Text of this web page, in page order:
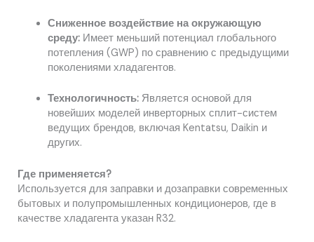
Сниженное воздействие на окружающую
среду: Имеет меньший потенциал глобального
потепления (GWP) по сравнению с предыдущими
поколениями хладагентов.
Технологичность: Является основой для
новейших моделей инверторных сплит-систем
ведущих брендов, включая Kentatsu, Daikin и
других.
Где применяется?
Используется для заправки и дозаправки современных
бытовых и полупромышленных кондиционеров, где в
качестве хладагента указан R32.